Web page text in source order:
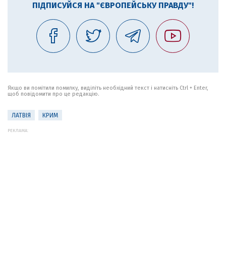
ПІДПИСУЙСЯ НА "ЄВРОПЕЙСЬКУ ПРАВДУ"!
Якщо ви помітили помилку, виділіть необхідний текст і натисніть Ctrl + Enter,
щоб повідомити про це редакцію.
ЛАТВІЯ КРИМ
РЕКЛАМА: